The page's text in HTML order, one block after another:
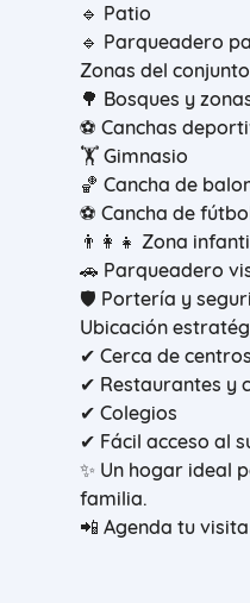
🔹 Patio
🔹 Parqueadero
Zonas del conjunto
🌳 Bosques y
⚽ Canchas
🏋️ Gimnasio
🏀 Cancha de
⚽ Cancha de
👨‍👩‍👧 Zona
🚗 Parqueadero
🛡️ Portería y
Ubicación
✔ Cerca de
✔ Restaurantes y
✔ Colegios
✔ Fácil acceso al
✨ Un hogar ideal
familia.
📲 Agenda tu